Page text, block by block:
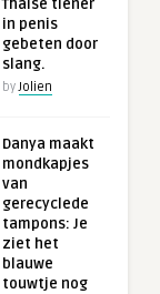
Thaise tiener
in penis
gebeten door
slang.
byJolien
Danya maakt
mondkapjes
van
gerecyclede
tampons: Je
ziet het
blauwe
touwtje nog